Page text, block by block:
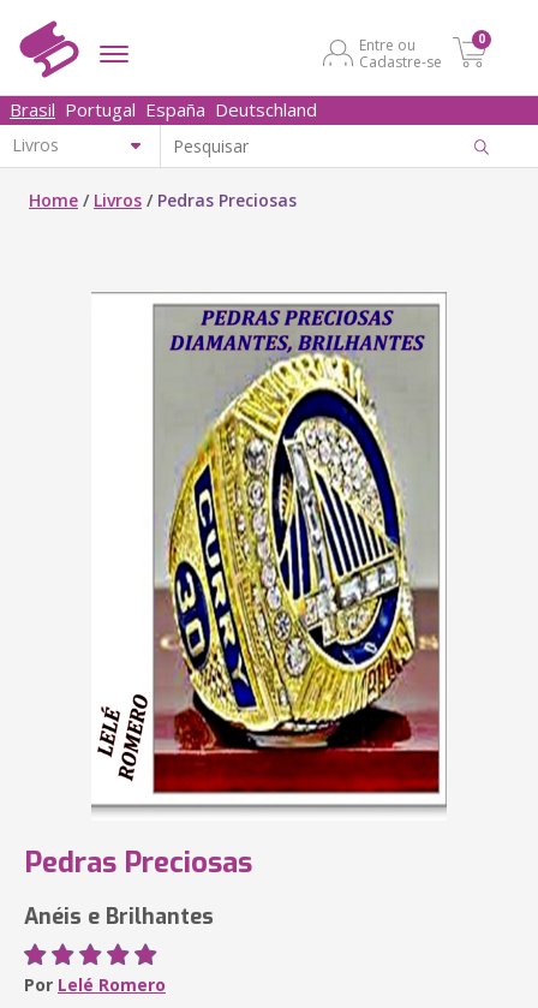
Entre ou
Cadastre-se
0
Brasil Portugal España Deutschland
Home / Livros / Pedras Preciosas
Pedras Preciosas
Anéis e Brilhantes
Por Lelé Romero